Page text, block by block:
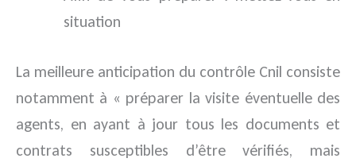
situation
La meilleure anticipation du contrôle Cnil consiste
notamment à « préparer la visite éventuelle des
agents, en ayant à jour tous les documents et
contrats susceptibles d’être vérifiés, mais